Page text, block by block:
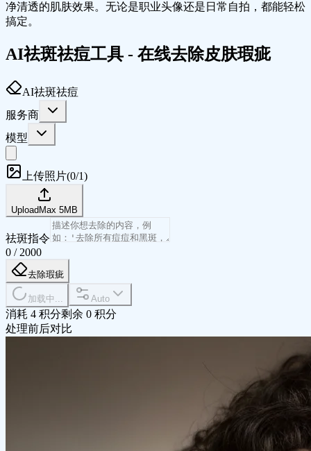
净清透的肌肤效果。无论是职业头像还是日常自拍，都能轻松
搞定。
AI祛斑祛痘工具 - 在线去除皮肤瑕疵
AI祛斑祛痘
服务商
模型
上传照片(0/1)
UploadMax 5MB
祛斑指令
0 / 2000
去除瑕疵
加载中... Auto
消耗 4 积分剩余 0 积分
处理前后对比